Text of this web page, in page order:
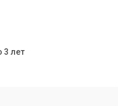
3 лет